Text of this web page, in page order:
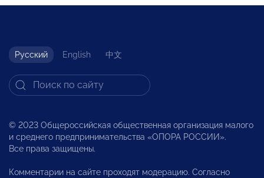
Русский English 中文
© 2023 Общероссийская общественная организация малого
и среднего предпринимательства «ОПОРА РОССИИ».
Все права защищены.
Комментарии на сайте проходят модерацию. Согласно